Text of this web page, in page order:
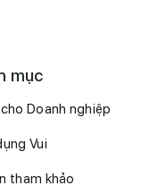
mục
Doanh nghiệp
Vui
tham khảo